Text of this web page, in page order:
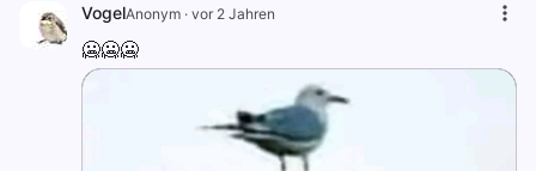
VogelAnonym · vor 2 Jahren
🥶🥶🥶